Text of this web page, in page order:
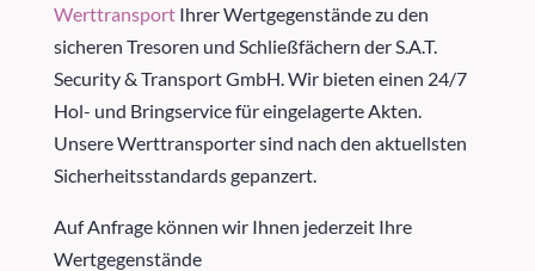
WerttransportIhrer Wertgegenstände zu den
sicheren Tresoren und Schließfächern der S.A.T.
Security & Transport GmbH. Wir bieten einen 24/7
Hol- und Bringservice für eingelagerte Akten.
Unsere Werttransporter sind nach den aktuellsten
Sicherheitsstandards gepanzert.
Auf Anfrage können wir Ihnen jederzeit Ihre
Wertgegenstände